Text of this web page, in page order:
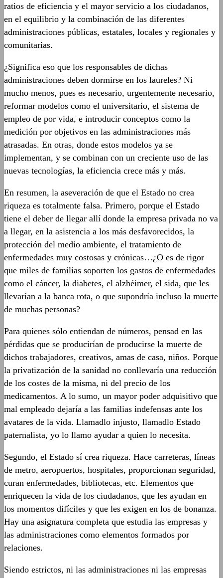
ratios de eficiencia y el mayor servicio a los ciudadanos,
en el equilibrio y la combinación de las diferentes
administraciones públicas, estatales, locales y regionales y
comunitarias.
¿Significa eso que los responsables de dichas
administraciones deben dormirse en los laureles? Ni
mucho menos, pues es necesario, urgentemente necesario,
reformar modelos como el universitario, el sistema de
empleo de por vida, e introducir conceptos como la
medición por objetivos en las administraciones más
atrasadas. En otras, donde estos modelos ya se
implementan, y se combinan con un creciente uso de las
nuevas tecnologías, la eficiencia crece más y más.
En resumen, la aseveración de que el Estado no crea
riqueza es totalmente falsa. Primero, porque el Estado
tiene el deber de llegar allí donde la empresa privada no va
a llegar, en la asistencia a los más desfavorecidos, la
protección del medio ambiente, el tratamiento de
enfermedades muy costosas y crónicas…¿O es de rigor
que miles de familias soporten los gastos de enfermedades
como el cáncer, la diabetes, el alzhéimer, el sida, que les
llevarían a la banca rota, o que supondría incluso la muerte
de muchas personas?
Para quienes sólo entiendan de números, pensad en las
pérdidas que se producirían de producirse la muerte de
dichos trabajadores, creativos, amas de casa, niños. Porque
la privatización de la sanidad no conllevaría una reducción
de los costes de la misma, ni del precio de los
medicamentos. A lo sumo, un mayor poder adquisitivo que
mal empleado dejaría a las familias indefensas ante los
avatares de la vida. Llamadlo injusto, llamadlo Estado
paternalista, yo lo llamo ayudar a quien lo necesita.
Segundo, el Estado sí crea riqueza. Hace carreteras, líneas
de metro, aeropuertos, hospitales, proporcionan seguridad,
curan enfermedades, bibliotecas, etc. Elementos que
enriquecen la vida de los ciudadanos, que les ayudan en
los momentos difíciles y que les exigen en los de bonanza.
Hay una asignatura completa que estudia las empresas y
las administraciones como elementos formados por
relaciones.
Siendo estrictos, ni las administraciones ni las empresas